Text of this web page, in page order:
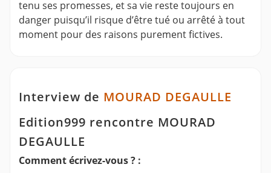
tenu ses promesses, et sa vie reste toujours en
danger puisqu’il risque d’être tué ou arrêté à tout
moment pour des raisons purement fictives.
Interview de MOURAD DEGAULLE
Edition999 rencontre MOURAD
DEGAULLE
Comment écrivez-vous ? :